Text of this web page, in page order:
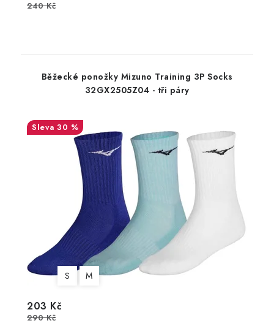
240 Kč
Běžecké ponožky Mizuno Training 3P Socks
32GX2505Z04 - tři páry
30 %
S M
203 Kč
290 Kč